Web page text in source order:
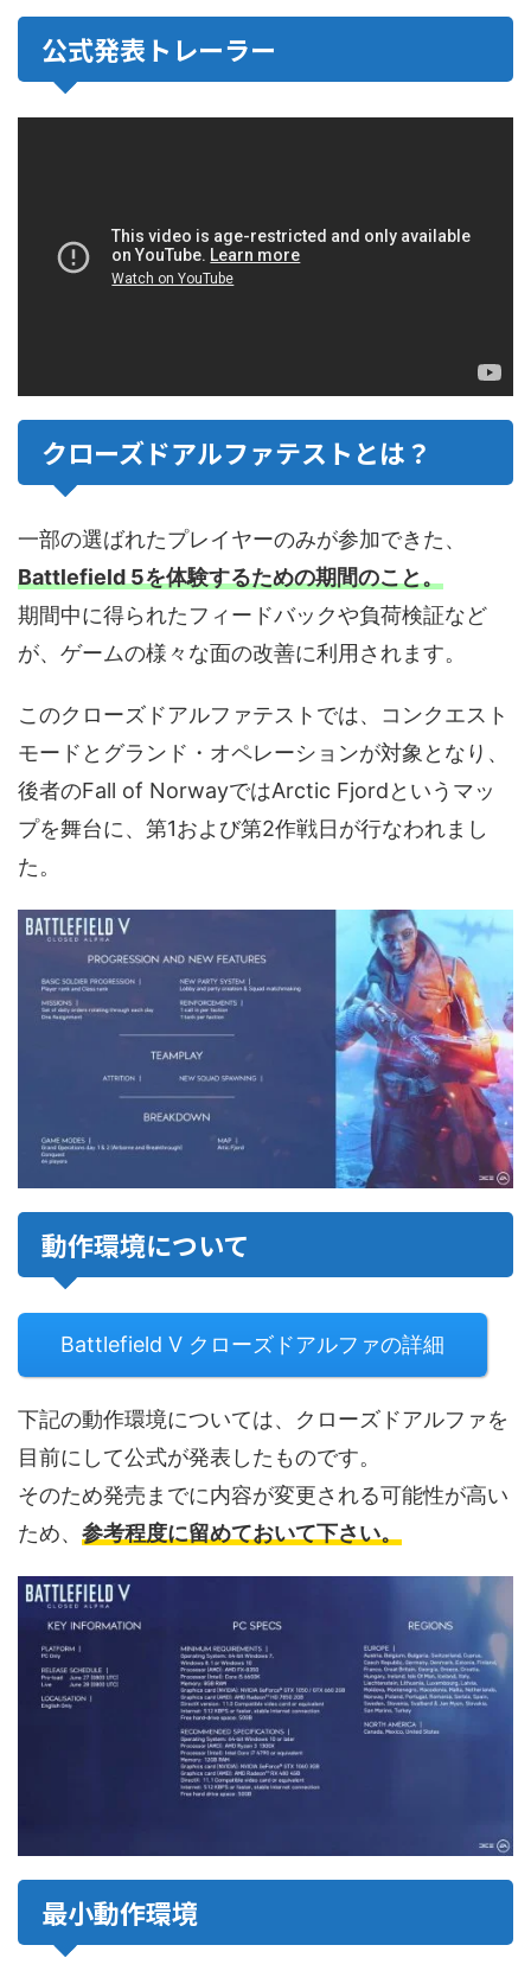
公式発表トレーラー
クローズドアルファテストとは？
一部の選ばれたプレイヤーのみが参加できた、
Battlefield 5を体験するための期間のこと。
期間中に得られたフィードバックや負荷検証など
が、ゲームの様々な面の改善に利用されます。
このクローズドアルファテストでは、コンクエスト
モードとグランド・オペレーションが対象となり、
後者のFall of NorwayではArctic Fjordというマッ
プを舞台に、第1および第2作戦日が行なわれまし
た。
動作環境について
Battlefield V クローズドアルファの詳細
下記の動作環境については、クローズドアルファを
目前にして公式が発表したものです。
そのため発売までに内容が変更される可能性が高い
ため、 参考程度に留めておいて下さい。
最小動作環境